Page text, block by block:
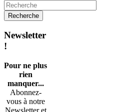
Newsletter
!
Pour ne plus
rien
manquer...
Abonnez-
vous à notre